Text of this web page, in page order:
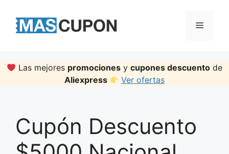
content
Menu
Las mejores promociones ycupones descuento de
Aliexpress
Ver ofertas
Cupón Descuento